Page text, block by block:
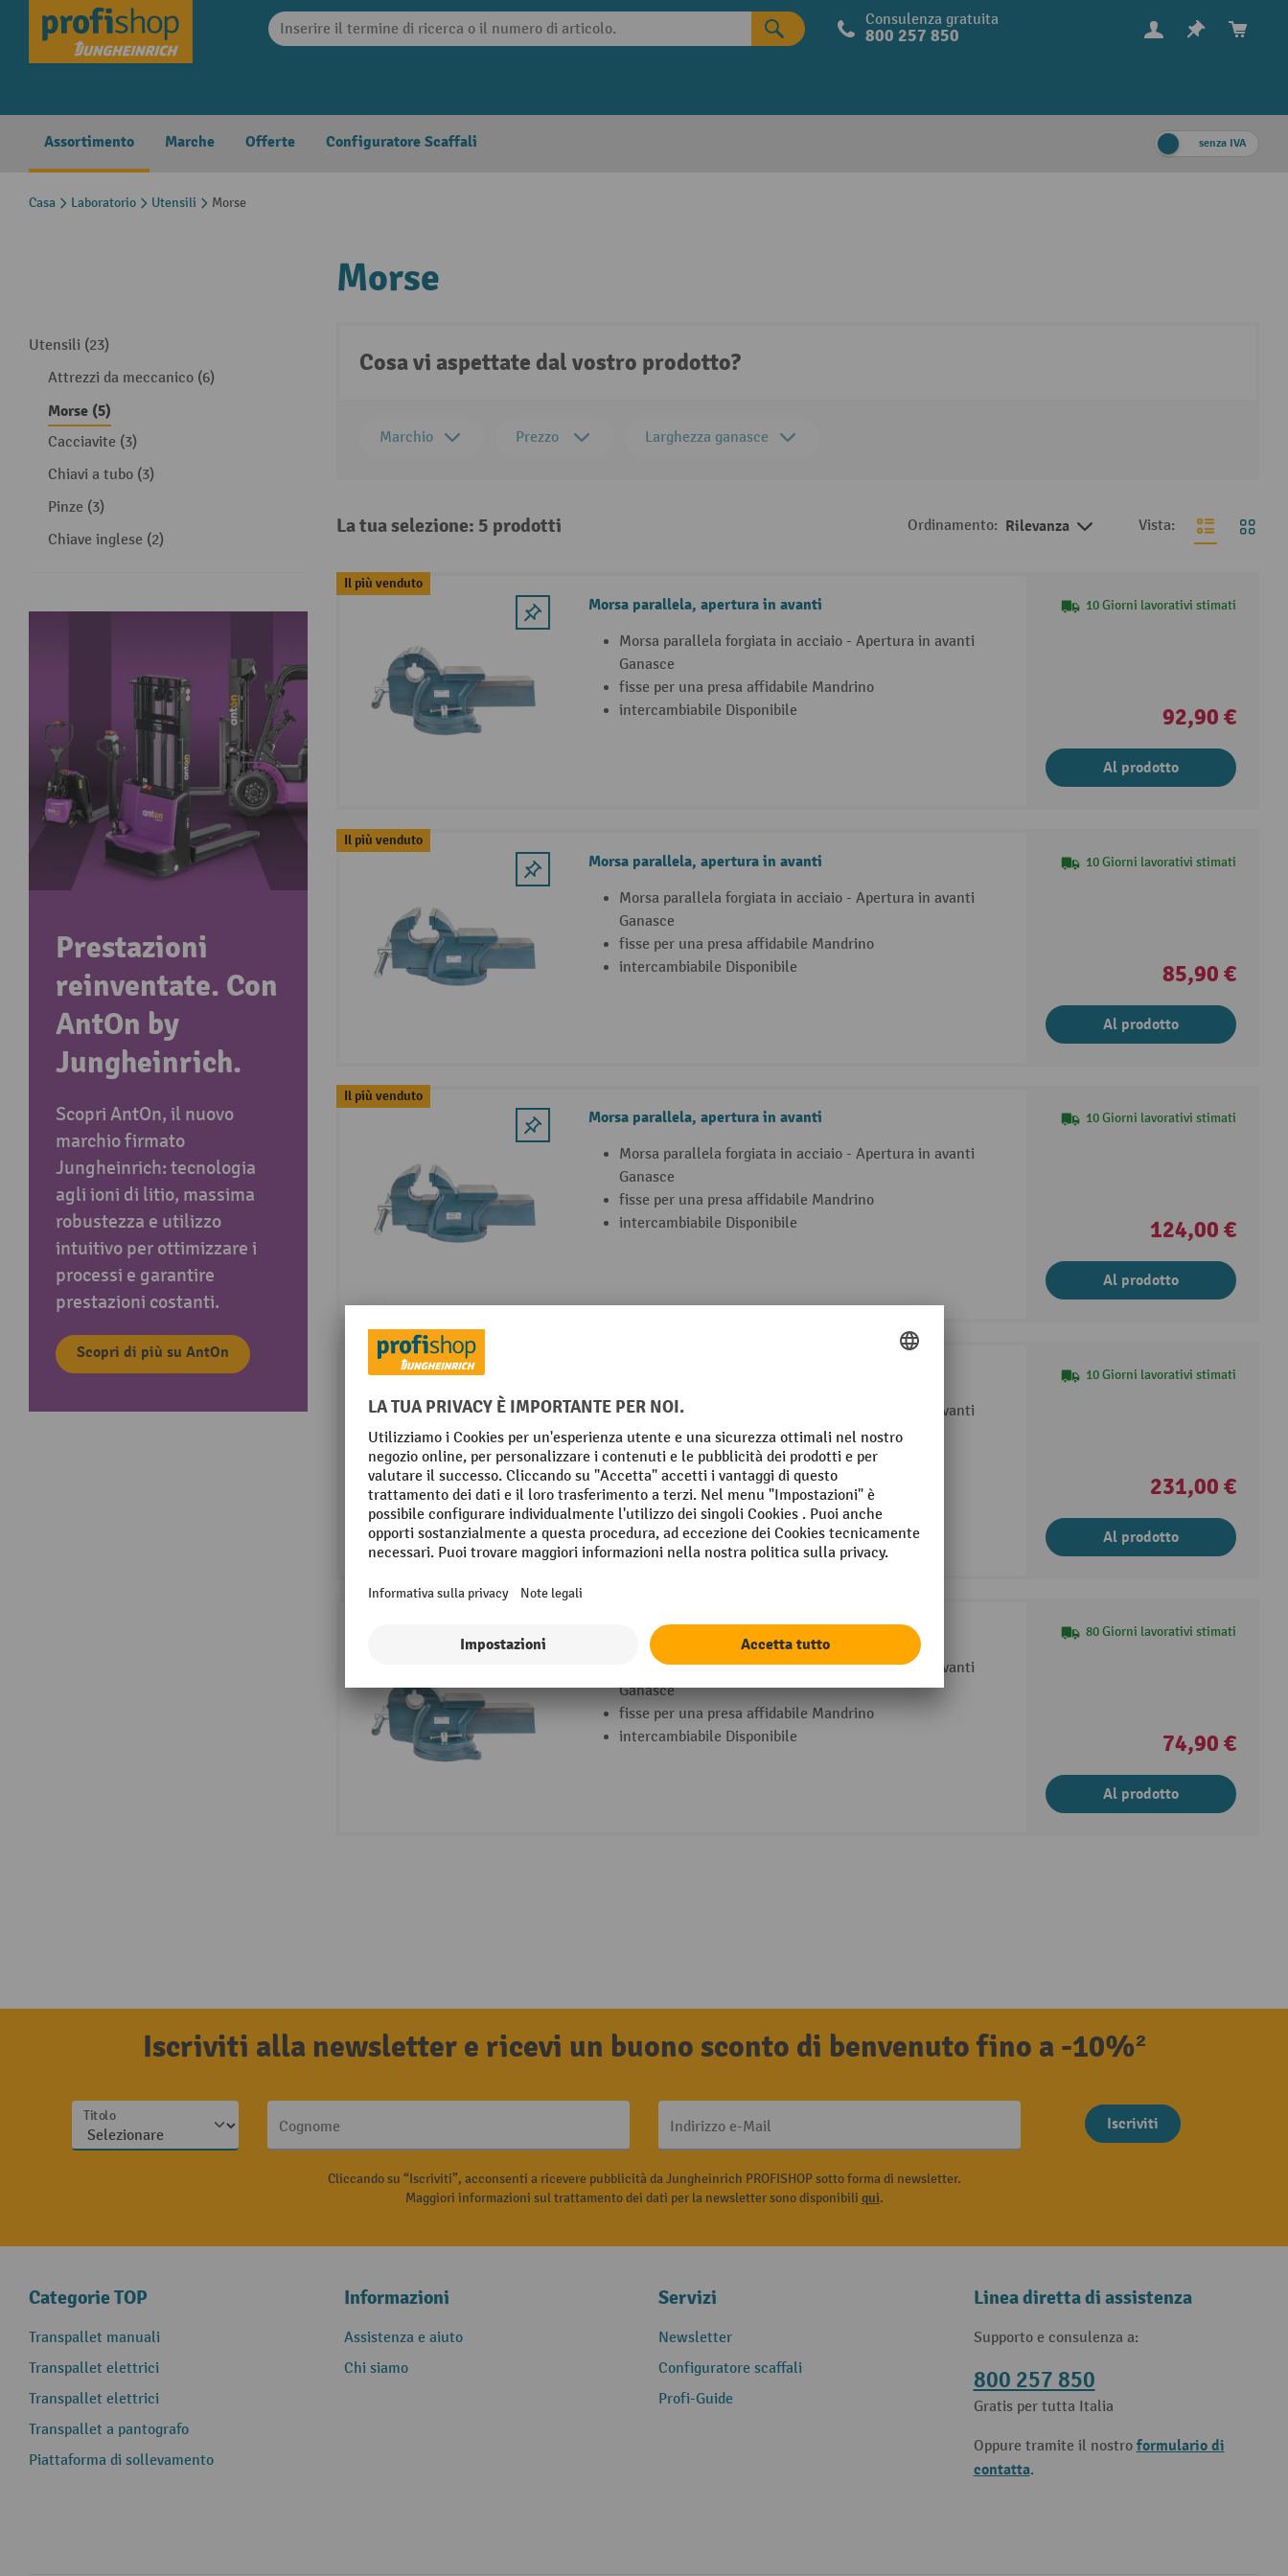
Skip to main navigation Consulenza gratuita
800 257 850
Assortimento Marche Offerte Configuratore Scaffali senza IVA
Casa Laboratorio Utensili Morse
Utensili (23)
Attrezzi da meccanico (6)
Morse (5)
Cacciavite (3)
Chiavi a tubo (3)
Pinze (3)
Chiave inglese (2)
Prestazioni
reinventate. Con
AntOn by
Jungheinrich.
Scopri AntOn, il nuovo
marchio firmato
Jungheinrich: tecnologia
agli ioni di litio, massima
robustezza e utilizzo
intuitivo per ottimizzare i
processi e garantire
prestazioni costanti.
Scopri di più su AntOn
Morse
Cosa vi aspettate dal vostro prodotto?
Marchio Prezzo Larghezza ganasce
La tua selezione: 5 prodotti Ordinamento: Rilevanza Vista:
Il più venduto
Morsa parallela, apertura in avanti
Morsa parallela forgiata in acciaio - Apertura in avanti
Ganasce
fisse per una presa affidabile Mandrino
intercambiabile Disponibile
10 Giorni lavorativi stimati
92,90 €
Al prodotto
Il più venduto
Morsa parallela, apertura in avanti
Morsa parallela forgiata in acciaio - Apertura in avanti
Ganasce
fisse per una presa affidabile Mandrino
intercambiabile Disponibile
10 Giorni lavorativi stimati
85,90 €
Al prodotto
Il più venduto
Morsa parallela, apertura in avanti
Morsa parallela forgiata in acciaio - Apertura in avanti
Ganasce
fisse per una presa affidabile Mandrino
intercambiabile Disponibile
10 Giorni lavorativi stimati
124,00 €
Al prodotto
Morsa parallela forgiata in acciaio - Apertura in avanti
Ganasce
fisse per una presa affidabile Mandrino
intercambiabile Disponibile
10 Giorni lavorativi stimati
231,00 €
Al prodotto
Morsa parallela, apertura in avanti
Morsa parallela forgiata in acciaio - Apertura in avanti
Ganasce
fisse per una presa affidabile Mandrino
intercambiabile Disponibile
80 Giorni lavorativi stimati
74,90 €
Al prodotto
Iscriviti alla newsletter e ricevi un buono sconto di benvenuto fino a -10%²
Titolo
Cognome Indirizzo e-Mail Iscriviti
Cliccando su “Iscriviti”, acconsenti a ricevere pubblicità da Jungheinrich PROFISHOP sotto forma di newsletter.
Maggiori informazioni sul trattamento dei dati per la newsletter sono disponibili qui.
Categorie TOP
Transpallet manuali
Transpallet elettrici
Transpallet elettrici
Transpallet a pantografo
Piattaforma di sollevamento
Informazioni
Assistenza e aiuto
Chi siamo
Servizi
Newsletter
Configuratore scaffali
Profi-Guide
Linea diretta di assistenza
Supporto e consulenza a:
800 257 850
Gratis per tutta Italia
Oppure tramite il nostro formulario di
contatta.